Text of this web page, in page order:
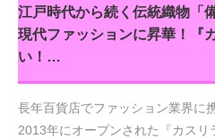
江戸時代から続く伝統織物「
現代ファッションに昇華！『
い！…
長年百貨店でファッション業界に
2013年にオープンされた『カス